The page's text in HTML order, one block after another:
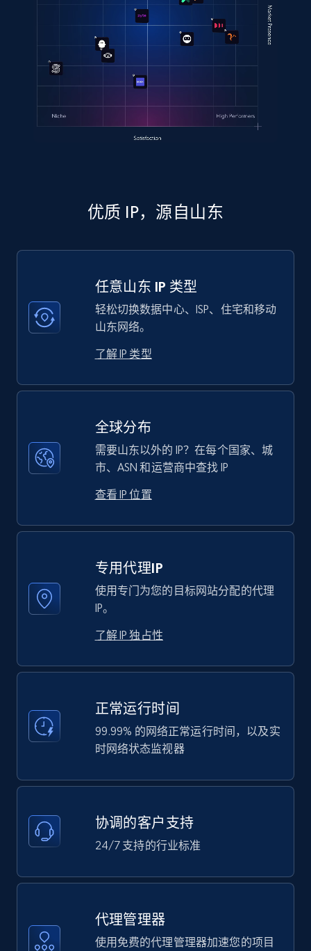
优质 IP，源自山东
任意山东 IP 类型
轻松切换数据中心、ISP、住宅和移动
山东网络。
了解 IP 类型
全球分布
需要山东以外的 IP？在每个国家、城
市、ASN 和运营商中查找 IP
查看 IP 位置
专用代理IP
使用专门为您的目标网站分配的代理
IP。
了解 IP 独占性
正常运行时间
99.99% 的网络正常运行时间，以及实
时网络状态监视器
协调的客户支持
24/7 支持的行业标准
代理管理器
使用免费的代理管理器加速您的项目